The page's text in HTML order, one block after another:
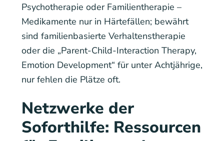
Psychotherapie oder Familientherapie –
Medikamente nur in Härtefällen; bewährt
sind familienbasierte Verhaltenstherapie
oder die „Parent-Child-Interaction Therapy,
Emotion Development“ für unter Achtjährige,
nur fehlen die Plätze oft.
Netzwerke der
Soforthilfe: Ressourcen